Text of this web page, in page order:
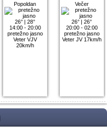
Popoldan
26° |28°
14:00 - 20:00
pretežno jasno
Veter VJV
20km/h
Večer
26° |26°
20:00 - 02:00
pretežno jasno
Veter JV 17km/h